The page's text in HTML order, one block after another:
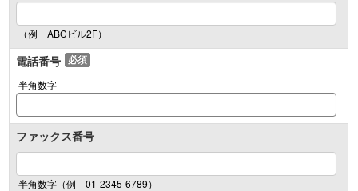
（例 ABCビル2F）
電話番号 必須
半角数字
ファックス番号
半角数字（例 01-2345-6789）